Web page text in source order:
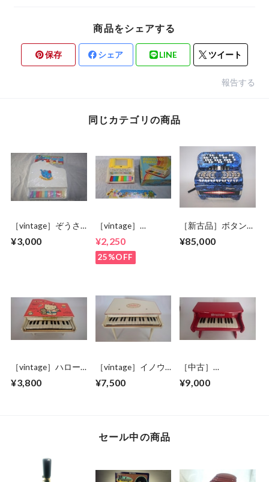
商品をシェアする
保存 シェア LINE ツイート
報告する
同じカテゴリの商品
［vintage］ぞうさ
¥3,000
［vintage］
¥2,250
25%OFF
［新古品］ボタンア
¥85,000
［vintage］ハロー
ノ 24鍵盤
¥3,800
［vintage］イノウ
白 31鍵盤 デッ
¥7,500
［中古］
アノ 25鍵盤 赤
¥9,000
セール中の商品